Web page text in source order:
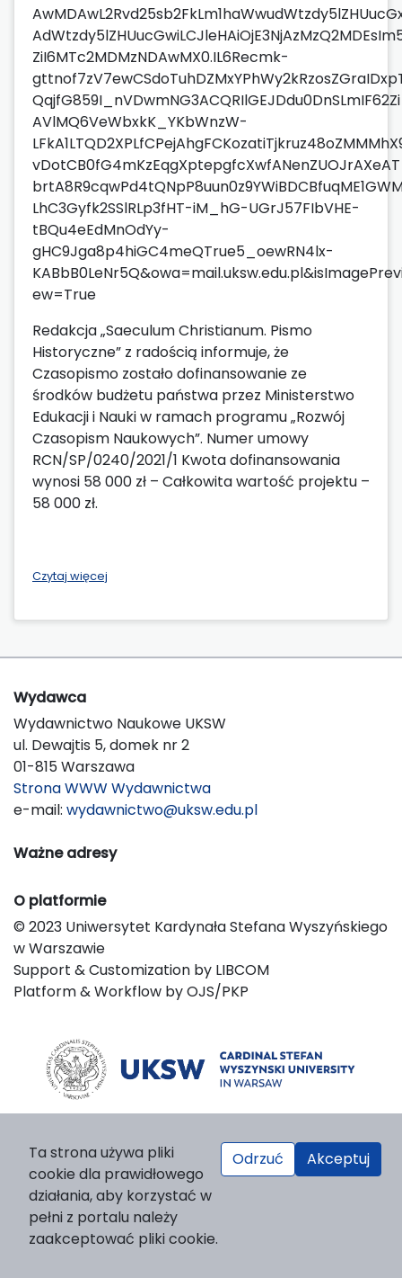
Redakcja „Saeculum Christianum. Pismo
Historyczne” z radością informuje, że
Czasopismo zostało dofinansowanie ze
środków budżetu państwa przez Ministerstwo
Edukacji i Nauki w ramach programu „Rozwój
Czasopism Naukowych”. Numer umowy
RCN/SP/0240/2021/1 Kwota dofinansowania
wynosi 58 000 zł – Całkowita wartość projektu –
58 000 zł.
Czytaj więcej
Wydawca
Wydawnictwo Naukowe UKSW
ul. Dewajtis 5, domek nr 2
01-815 Warszawa
Strona WWW Wydawnictwa
e-mail: wydawnictwo@uksw.edu.pl
Ważne adresy
O platformie
© 2023 Uniwersytet Kardynała Stefana Wyszyńskiego
w Warszawie
Support & Customization by LIBCOM
Platform & Workflow by OJS/PKP
Ta strona używa pliki
cookie dla prawidłowego
działania, aby korzystać w
pełni z portalu należy
zaakceptować pliki cookie.
Odrzuć Akceptuj